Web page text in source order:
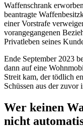
Waffenschrank
beantragte
einer Vorstrafe
vorangegangenen
Privatleben seines
Ende September 2023
dann auf eine
Streit kam, der tödlich
Schüssen aus der
Wer keinen
nicht